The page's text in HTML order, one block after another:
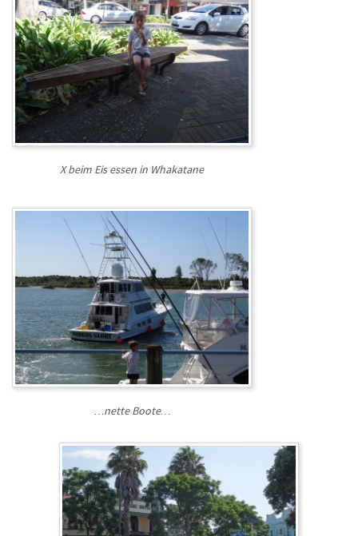
X beim Eis essen in Whakatane
…nette Boote…